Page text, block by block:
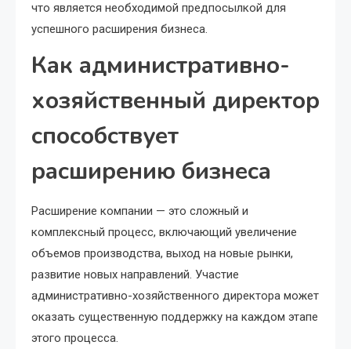
что является необходимой предпосылкой для
успешного расширения бизнеса.
Как административно-
хозяйственный директор
способствует
расширению бизнеса
Расширение компании — это сложный и
комплексный процесс, включающий увеличение
объемов производства, выход на новые рынки,
развитие новых направлений. Участие
административно-хозяйственного директора может
оказать существенную поддержку на каждом этапе
этого процесса.